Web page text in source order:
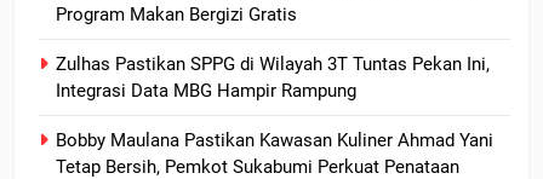
Program Makan Bergizi Gratis
Zulhas Pastikan SPPG di Wilayah 3T Tuntas Pekan Ini,
Integrasi Data MBG Hampir Rampung
Bobby Maulana Pastikan Kawasan Kuliner Ahmad Yani
Tetap Bersih, Pemkot Sukabumi Perkuat Penataan